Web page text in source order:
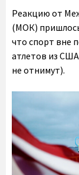
Реакцию от
(МОК)
что спорт вне
атлетов из
не отнимут).